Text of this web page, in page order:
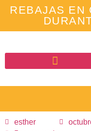
REBAJAS EN
esther